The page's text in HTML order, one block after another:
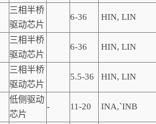
三相半桥
驱动芯片
6-36 HIN, LIN
三相半桥
驱动芯片
6-36 HIN, LIN
三相半桥
驱动芯片
5.5-36 HIN, LIN
低侧驱动
芯片
- 11-20 INA,`INB